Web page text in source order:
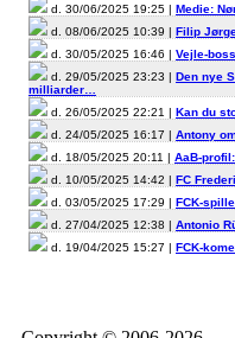
d. 30/06/2025 19:25 | Medie:
d. 08/06/2025 10:39 | Filip
d. 30/05/2025 16:46 | Vejle-
d. 29/05/2025 23:23 | Den nye
milliarder…
d. 26/05/2025 22:21 | Kan du
d. 24/05/2025 16:17 | Antony
d. 18/05/2025 20:11 | AaB-
d. 10/05/2025 14:42 | FC
d. 03/05/2025 17:29 | FCK-
d. 27/04/2025 12:38 | Antonio
d. 19/04/2025 15:27 | FCK-